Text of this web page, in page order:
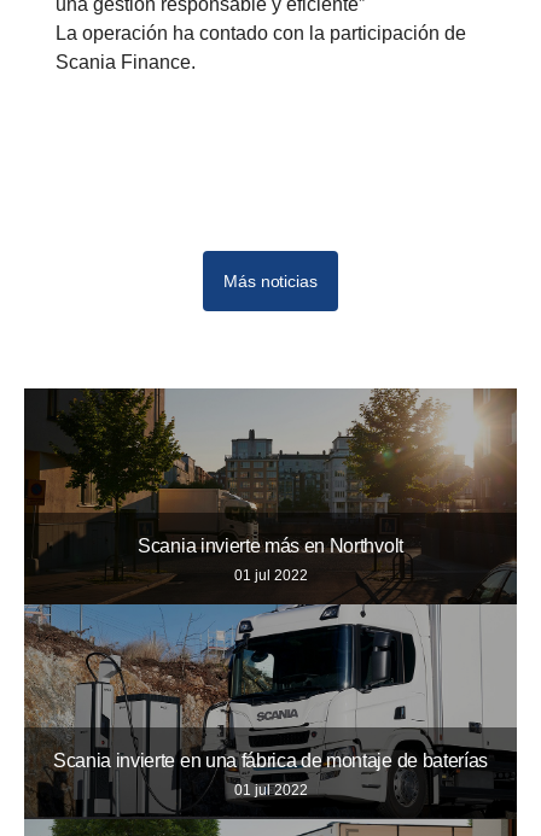
una gestión responsable y eficiente”
La operación ha contado con la participación de
Scania Finance.
Más noticias
Scania invierte más en Northvolt
01 jul 2022
Scania invierte en una fábrica de montaje de baterías
01 jul 2022